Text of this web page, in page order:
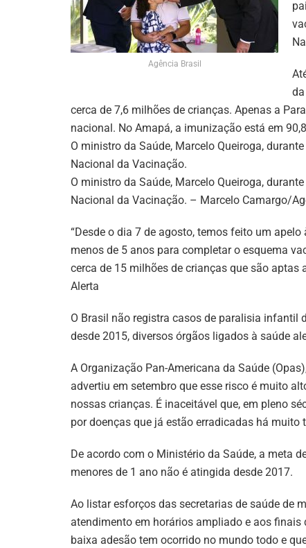
Agência Brasil
cerca de 7,6 milhões de crianças. Apenas a
nacional. No Amapá, a imunização está em
O ministro da Saúde, Marcelo Queiroga,
Nacional da Vacinação.
O ministro da Saúde, Marcelo Queiroga,
Nacional da Vacinação. – Marcelo Camargo/
“Desde o dia 7 de agosto, temos feito um
menos de 5 anos para completar o esquema
cerca de 15 milhões de crianças que são aptas
Alerta
O Brasil não registra casos de paralisia infantil
desde 2015, diversos órgãos ligados à saúde
A Organização Pan-Americana da Saúde
advertiu em setembro que esse risco é muito
nossas crianças. É inaceitável que, em pleno
por doenças que já estão erradicadas há muito
De acordo com o Ministério da Saúde, a meta
menores de 1 ano não é atingida desde 2017.
Ao listar esforços das secretarias de saúde de
atendimento em horários ampliado e aos
baixa adesão tem ocorrido no mundo todo e